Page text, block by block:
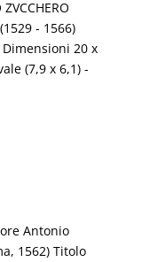
- 1566)
20 x
(7,9 x 6,1) -
Antonio
1562) Titolo